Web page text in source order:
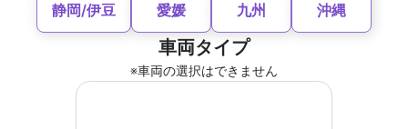
静岡/伊豆 愛媛 九州 沖縄
車両タイプ
※車両の選択はできません